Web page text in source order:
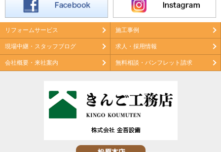
リフォームサービス 施工事例
現場中継・スタッフブログ 求人・採用情報
会社概要・来社案内 無料相談・パンフレット請求